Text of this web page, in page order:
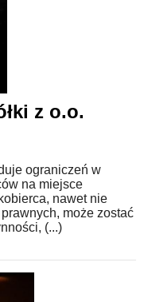
z o.o.
ograniczeń w
na miejsce
nawet nie
może zostać
(...)